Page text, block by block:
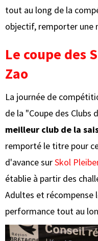
tout au long de la
objectif, remporter une
Le coupe des
Zao
La journée de
de la "Coupe des Clubs
meilleur club de la
remporté le titre pour
d'avance surSkol
établie à partir des
Adultes et récompense
performance tout au